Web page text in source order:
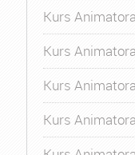
Kurs
Kurs
Kurs
Kurs